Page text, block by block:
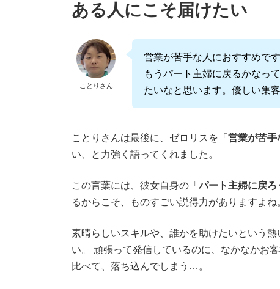
ある人にこそ届けたい
ことりさん
営業が苦手な人におすすめで
もうパート主婦に戻るかなっ
たいなと思います。優しい集
ことりさんは最後に、ゼロリスを「 営業が苦手
い、と力強く語ってくれました。
この言葉には、彼女自身の「パート主婦に戻
るからこそ、ものすごい説得力がありますよね
素晴らしいスキルや、誰かを助けたいという
い。 頑張って発信しているのに、なかなかお
比べて、落ち込んでしまう…。